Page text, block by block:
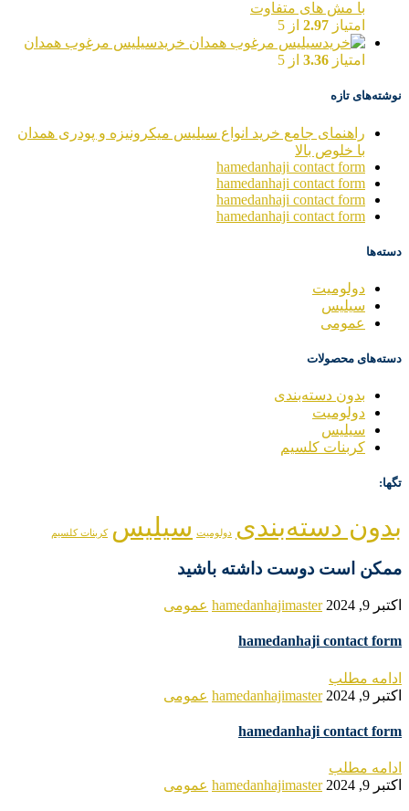
با مش های متفاوت
امتیاز 2.97 از 5
خریدسیلیس مرغوب همدان
امتیاز 3.36 از 5
نوشته‌های تازه
راهنمای جامع خرید انواع سیلیس میکرونیزه و پودری همدان
با خلوص بالا
hamedanhaji contact form
hamedanhaji contact form
hamedanhaji contact form
hamedanhaji contact form
دسته‌ها
دولومیت
سیلیس
عمومی
دسته‌های محصولات
بدون دسته‌بندی
دولومیت
سیلیس
کربنات کلسیم
تگها:
بدون دسته‌بندی دولومیت سیلیس کربنات کلسیم
ممکن است دوست داشته باشید
اکتبر 9, 2024 hamedanhajimaster عمومی
hamedanhaji contact form
ادامه مطلب
اکتبر 9, 2024
hamedanhajimaster عمومی
hamedanhaji contact form
ادامه مطلب
اکتبر 9, 2024
hamedanhajimaster عمومی